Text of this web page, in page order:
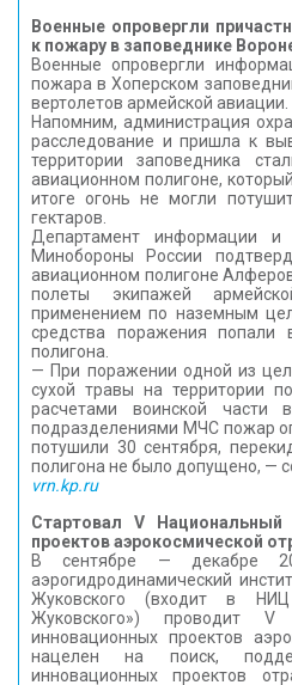
Военные опровергли
к пожару в заповеднике
Военные опровергли
пожара в Хоперском
вертолетов армейской авиации.
Напомним, администрация
расследование и пришла к
территории заповедника
авиационном полигоне,
итоге огонь не могли
гектаров.
Департамент информации и
Минобороны России
авиационном полигоне
полеты экипажей
применением по наземным
средства поражения попали
полигона.
— При поражении одной из
сухой травы на территории
расчетами воинской части
подразделениями МЧС пожар
потушили 30 сентября,
полигона не было допущено, —
vrn.kp.ru
Стартовал V Национальный
проектов аэрокосмической
В сентябре — декабре
аэрогидродинамический
Жуковского (входит в
Жуковского») проводит V
инновационных проектов
нацелен на поиск,
инновационных проектов